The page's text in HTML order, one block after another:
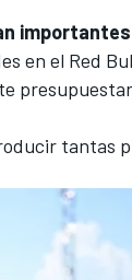
en el Red
tantas